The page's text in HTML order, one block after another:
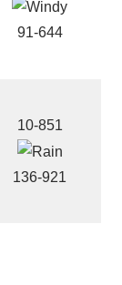
91-644
10-851
136-921